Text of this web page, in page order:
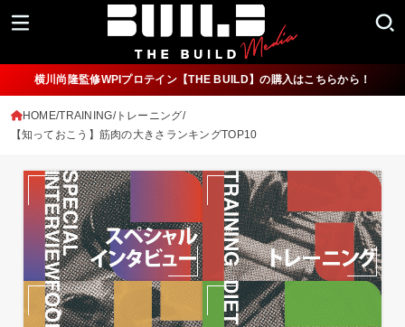
横川尚隆監修WPIプロテイン【THE BUILD】の購入はこちらから！
HOME TRAINING/トレーニング
【知っておこう】筋肉の大きさランキングTOP10